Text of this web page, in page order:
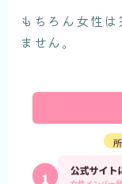
もちろん女性
ません。